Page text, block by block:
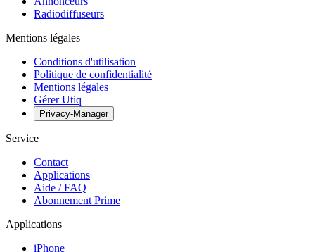
Radiodiffuseurs
Mentions légales
Conditions d'utilisation
Politique de confidentialité
Mentions légales
Gérer Utiq
Privacy-Manager
Service
Contact
Applications
Aide / FAQ
Abonnement Prime
Applications
iPhone